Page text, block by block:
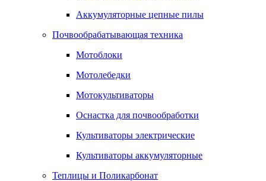
Аккумуляторные цепные пилы
Почвообрабатывающая техника
Мотоблоки
Мотолебедки
Мотокультиваторы
Оснастка для почвообработки
Культиваторы электрические
Культиваторы аккумуляторные
Теплицы и Поликарбонат